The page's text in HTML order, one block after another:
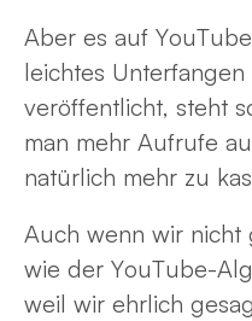
Aber es auf
leichtes
veröffentlicht, steht
man mehr Aufrufe
natürlich mehr zu
Auch wenn wir nicht
wie der YouTube-
weil wir ehrlich